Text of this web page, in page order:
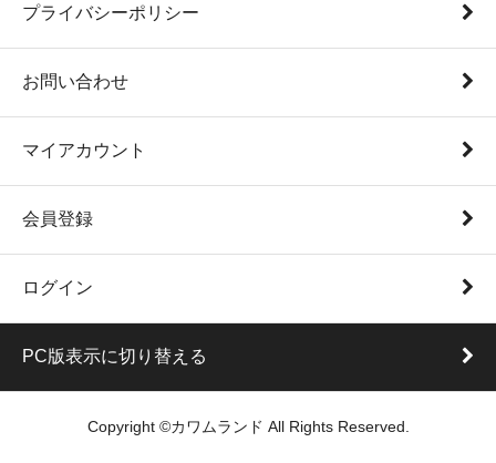
プライバシーポリシー
お問い合わせ
マイアカウント
会員登録
ログイン
PC版表示に切り替える
Copyright ©カワムランド All Rights Reserved.